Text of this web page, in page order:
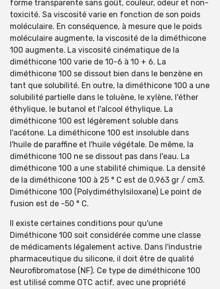
forme transparente sans goût, couleur, odeur et non-
toxicité. Sa viscosité varie en fonction de son poids
moléculaire. En conséquence, à mesure que le poids
moléculaire augmente, la viscosité de la diméthicone
100 augmente. La viscosité cinématique de la
diméthicone 100 varie de 10-6 à 10 + 6. La
diméthicone 100 se dissout bien dans le benzène en
tant que solubilité. En outre, la diméthicone 100 a une
solubilité partielle dans le toluène, le xylène, l'éther
éthylique, le butanol et l'alcool éthylique. La
diméthicone 100 est légèrement soluble dans
l'acétone. La diméthicone 100 est insoluble dans
l'huile de paraffine et l'huile végétale. De même, la
diméthicone 100 ne se dissout pas dans l'eau. La
diméthicone 100 a une stabilité chimique. La densité
de la diméthicone 100 à 25 ° C est de 0,963 gr / cm3.
Diméthicone 100 (Polydiméthylsiloxane) Le point de
fusion est de -50 ° C.
Il existe certaines conditions pour qu'une
Diméthicone 100 soit considérée comme une classe
de médicaments légalement active. Dans l'industrie
pharmaceutique du silicone, il doit être de qualité
Neurofibromatose (NF). Ce type de diméthicone 100
est utilisé comme OTC actif, avec une propriété